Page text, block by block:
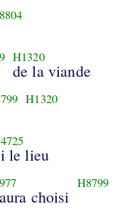
H1320
de la viande
H1320
le lieu
choisi
H8799